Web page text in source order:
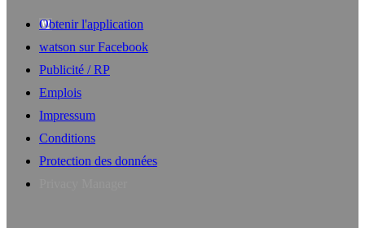
Obtenir l'application
watson sur Facebook
Publicité / RP
Emplois
Impressum
Conditions
Protection des données